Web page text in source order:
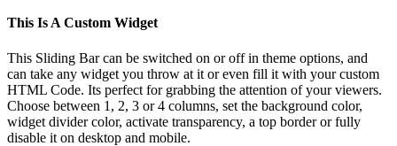
This Is A Custom Widget
This Sliding Bar can be switched on or off in theme options, and
can take any widget you throw at it or even fill it with your custom
HTML Code. Its perfect for grabbing the attention of your viewers.
Choose between 1, 2, 3 or 4 columns, set the background color,
widget divider color, activate transparency, a top border or fully
disable it on desktop and mobile.